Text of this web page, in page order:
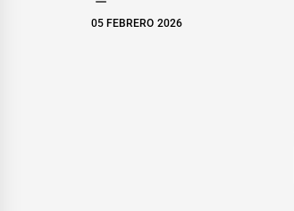
05 FEBRERO 2026